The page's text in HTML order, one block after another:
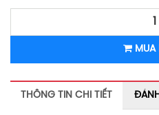
MUA
THÔNG TIN CHI TIẾT